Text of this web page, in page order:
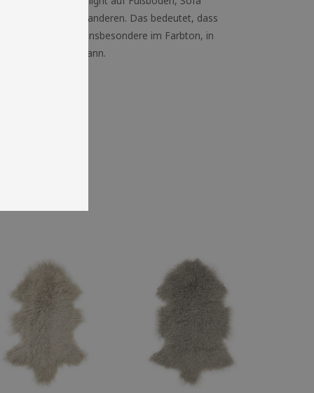
gleicht nie dem anderen. Das bedeutet, dass
puncto Aussehen, insbesondere im Farbton, in
abweichen kann.